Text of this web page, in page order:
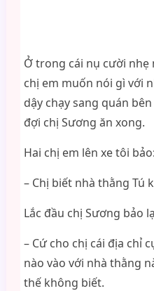
Ở trong cái nụ cười
chị em muốn nói gì với
dậy chạy sang quán
đợi chị Sương ăn xong.
Hai chị em lên xe tôi bảo:
– Chị biết nhà thằng Tú
Lắc đầu chị Sương bảo
– Cứ cho chị cái địa chỉ
nào vào với nhà thằng
thế không biết.